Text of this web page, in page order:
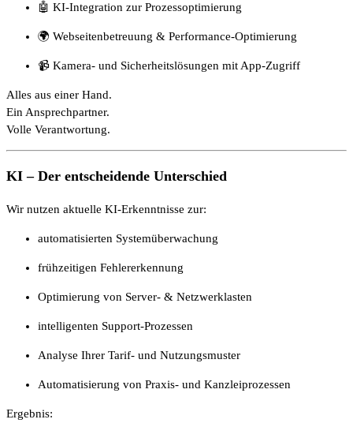
🤖 KI-Integration zur Prozessoptimierung
🌍 Webseitenbetreuung & Performance-Optimierung
📹 Kamera- und Sicherheitslösungen mit App-Zugriff
Alles aus einer Hand.
Ein Ansprechpartner.
Volle Verantwortung.
KI – Der entscheidende Unterschied
Wir nutzen aktuelle KI-Erkenntnisse zur:
automatisierten Systemüberwachung
frühzeitigen Fehlererkennung
Optimierung von Server- & Netzwerklasten
intelligenten Support-Prozessen
Analyse Ihrer Tarif- und Nutzungsmuster
Automatisierung von Praxis- und Kanzleiprozessen
Ergebnis: